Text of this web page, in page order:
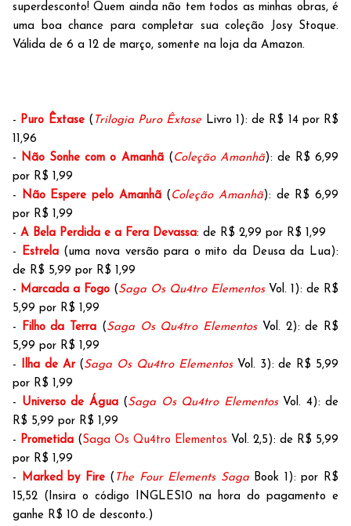
superdesconto! Quem ainda não tem todos as minhas obras, é
uma boa chance para completar sua coleção Josy Stoque.
Válida de 6 a 12 de março, somente na loja da Amazon.
- Puro Êxtase( Trilogia Puro ÊxtaseLivro 1): de R$ 14 por R$
11,96
-
Não Sonhe com o Amanhã( Coleção Amanhã): de R$ 6,99
por R$ 1,99
-
Não Espere pelo Amanhã( Coleção Amanhã): de R$ 6,99
por R$ 1,99
- A Bela Perdida e a Fera Devassa: de R$ 2,99 por R$ 1,99
-
Estrela (uma nova versão para o mito da Deusa da Lua):
de R$ 5,99 por R$ 1,99
- Marcada a Fogo ( Saga Os Qu4tro ElementosVol. 1): de R$
5,99 por R$ 1,99
-
Filho da Terra ( Saga Os Qu4tro ElementosVol. 2): de R$
5,99 por R$ 1,99
-
Ilha de Ar( Saga Os Qu4tro ElementosVol. 3): de R$ 5,99
por R$ 1,99
- Universo de Água( Saga Os Qu4tro ElementosVol. 4): de
R$ 5,99 por R$ 1,99
- Prometida ( Saga Os Qu4tro Elementos Vol. 2,5): de R$ 5,99
por R$ 1,99
-
Marked by Fire( The Four Elements SagaBook 1): por R$
15,52 (Insira o código INGLES10 na hora do pagamento e
ganhe R$ 10 de desconto.)